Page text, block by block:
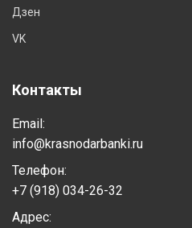
Дзен
VK
Контакты
Email:
info@krasnodarbanki.ru
Телефон:
+7 (918) 034-26-32
Адрес: